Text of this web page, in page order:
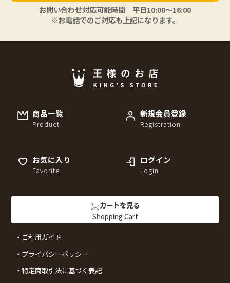
お問い合わせ対応可能時間 平日10:00〜16:00
※お電話でのご対応も上記になります。
商品一覧
Product
新規会員登録
Registration
お気に入り
Favorite
ログイン
Login
カートを見る
Shopping Cart
ご利用ガイド
プライバシーポリシー
特定商取引法に基づく表記